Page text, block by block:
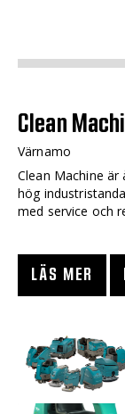
Clean
Värnamo
Clean Machine
hög
med service och
LÄS MER